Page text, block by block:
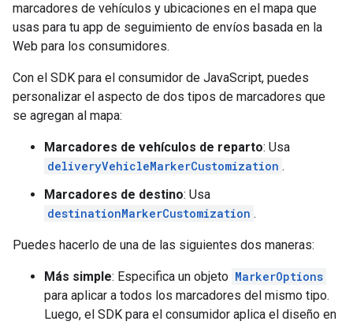
marcadores de vehículos y ubicaciones en el mapa que
usas para tu app de seguimiento de envíos basada en la
Web para los consumidores.
Con el SDK para el consumidor de JavaScript, puedes
personalizar el aspecto de dos tipos de marcadores que
se agregan al mapa:
Marcadores de vehículos de reparto: Usa
deliveryVehicleMarkerCustomization .
Marcadores de destino: Usa
destinationMarkerCustomization .
Puedes hacerlo de una de las siguientes dos maneras:
Más simple: Especifica un objeto MarkerOptions
para aplicar a todos los marcadores del mismo tipo.
Luego, el SDK para el consumidor aplica el diseño en